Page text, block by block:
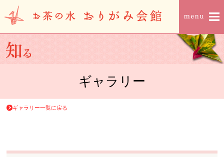
ギャラリー
ギャラリー一覧に戻る